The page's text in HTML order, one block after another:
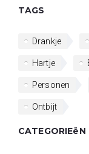
TAGS
Drankje
Hartje
Personen
Ontbijt
CATEGORIEëN